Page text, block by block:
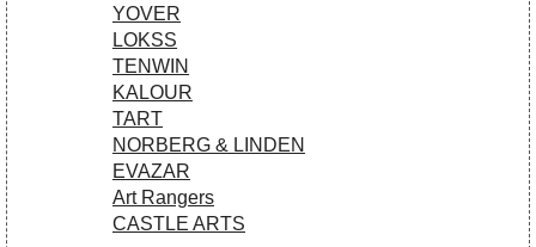
YOVER
LOKSS
TENWIN
KALOUR
TART
NORBERG & LINDEN
EVAZAR
Art Rangers
CASTLE ARTS